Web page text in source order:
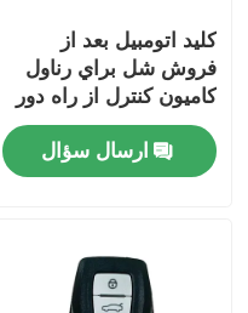
کليد اتومبيل بعد از
فروش شل براي رناول
کاميون کنترل از راه دور
اتومبيل فقط براي عمده
فروشي ارسال سؤال